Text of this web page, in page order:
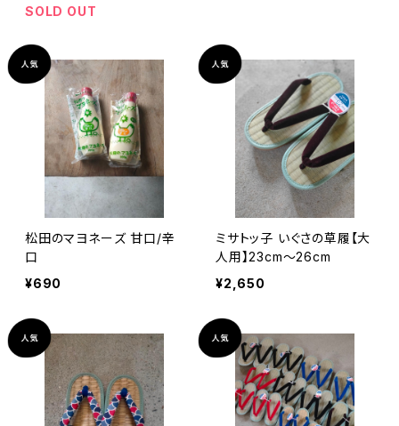
SOLD OUT
松田のマヨネーズ 甘口/辛
口
¥690
ミサトッ子 いぐさの草履【大
人用】23cm～26cm
¥2,650